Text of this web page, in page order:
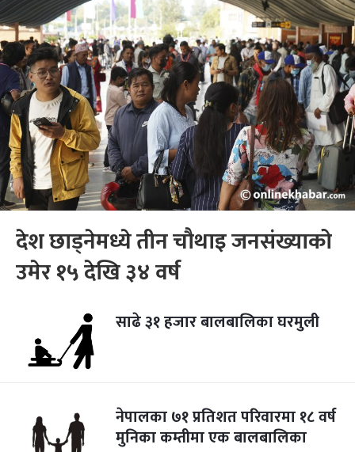
देश छाड्नेमध्ये तीन चौथाइ जनसंख्याको
उमेर १५ देखि ३४ वर्ष
साढे ३१ हजार बालबालिका घरमुली
नेपालका ७१ प्रतिशत परिवारमा १८ वर्ष
मुनिका कम्तीमा एक बालबालिका